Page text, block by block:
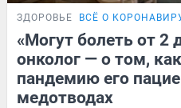
ЗДОРОВЬЕ ВСЁ О
«Могут болеть от 2
онколог — о том,
пандемию его
медотводах